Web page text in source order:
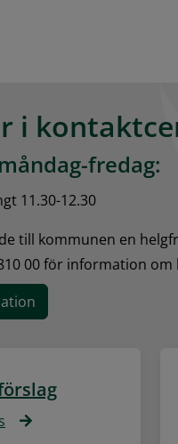
i
fredag:
11.30-12.30
till kommunen en
00 för information